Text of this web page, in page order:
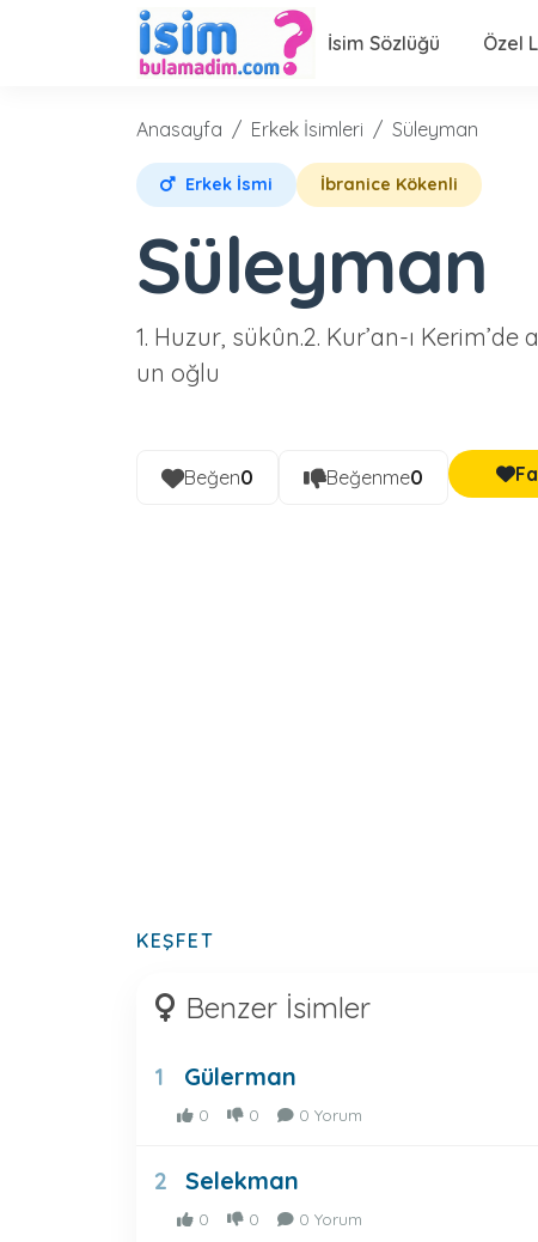
İsim Sözlüğü Özel
Anasayfa Erkek İsimleri Süleyman
Erkek İsmi İbranice Kökenli
Süleyman
1. Huzur, sükûn.2. Kur’an-ı
un oğlu
Beğen0 Beğenme0
KEŞFET
Benzer İsimler
1 Gülerman
0 0 0 Yorum
2 Selekman
0 0 0 Yorum